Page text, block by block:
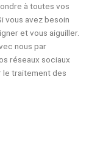
à toutes vos
vous avez besoin
et vous aiguiller.
nous par
réseaux sociaux
le traitement des